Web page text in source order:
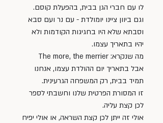
לו עם חברי הגן בבית, בהפעלת קוסם.
וגם ביוון ציינו יומולדת - עם נר ועם סבא
וסבתא שלא היו בחגיגות הקודמות ולא
יהיו בתאריך עצמו.
מה שנקרא: The more, the merrier
אבל בתאריך יום ההולדת עצמו, אנחנו
תמיד בבית, רק המשפחה הגרעינית.
זו המסורת הפרטית שלנו וחשבתי לספר
לכן קצת עליה.
אולי זה ייתן לכן קצת השראה, או אולי יפיח